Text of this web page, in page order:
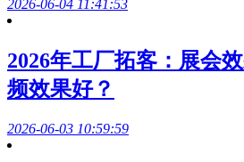
2026-06-04 11:41:53
2026年工厂拓客：展会
频效果好？
2026-06-03 10:59:59